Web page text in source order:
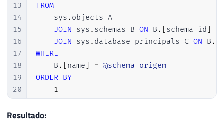
13
14
15
16
17
18
19
20
FROM
    sys
. objects A
JOIN sys . schemas B ON B . [schema_id]
JOIN sys . database_principals C ON B .
WHERE
    B
. [name] = @schema_origem
ORDER BY
1
Resultado: